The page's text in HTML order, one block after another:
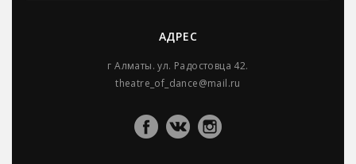
АДРЕС
г Алматы. ул. Радостовца 42.
theatre_of_dance@mail.ru